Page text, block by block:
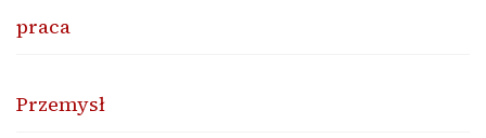
praca
Przemysł